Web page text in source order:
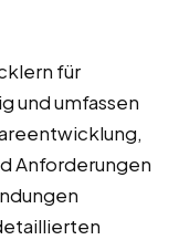
für
und umfassen
Anforderungen